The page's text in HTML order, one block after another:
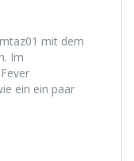
mit dem
Im
ein ein paar